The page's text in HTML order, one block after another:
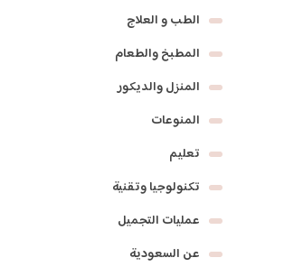
الطب و العلاج
المطبخ والطعام
المنزل والديكور
المنوعات
تعليم
تكنولوجيا وتقنية
عمليات التجميل
عن السعودية